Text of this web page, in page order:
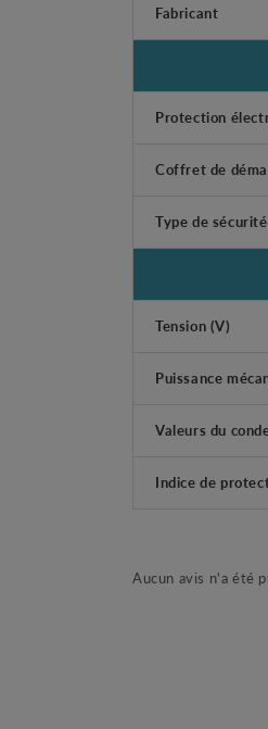
Fabricant
Protection
Coffret de
Type de sécurité
Tension (V)
Puissance
Valeurs du
Indice de
Aucun avis n'a été